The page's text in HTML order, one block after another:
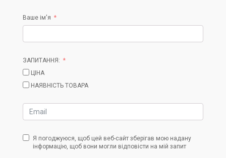
Ваше ім'я
ЗАПИТАННЯ:
ЦІНА
НАЯВНІСТЬ ТОВАРА
Я погоджуюся, щоб цей веб-сайт зберігав мою надану
інформацію, щоб вони могли відповісти на мій запит